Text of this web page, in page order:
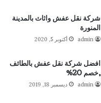
شركة نقل عفش واثاث بالمدينة
المنورة
admin أكتوبر 5, 2020
افضل شركة نقل عفش بالطائف
,خصم 20%
admin ديسمبر 18, 2019